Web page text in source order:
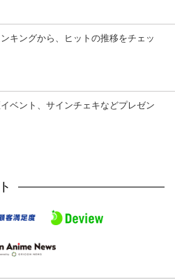
キングから、ヒットの推移をチェッ
ベント、サインチェキなどプレゼン